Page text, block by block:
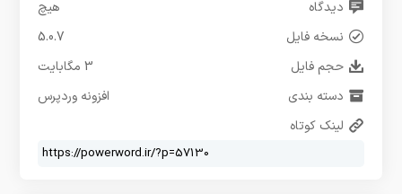
دیدگاه
هیچ
نسخه فایل
5.0.7
حجم فایل
3 مگابایت
دسته بندی
افزونه وردپرس
لینک کوتاه